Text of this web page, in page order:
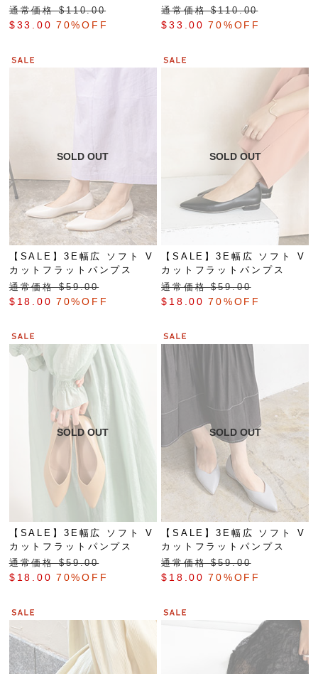
通常価格 $‌110.00
$‌33.00 70%OFF
通常価格 $‌110.00
$‌33.00 70%OFF
【SALE】3E幅広 ソフト V
カットフラットパンプス
通常価格 $‌59.00
$‌18.00 70%OFF
【SALE】3E幅広 ソフト V
カットフラットパンプス
通常価格 $‌59.00
$‌18.00 70%OFF
【SALE】3E幅広 ソフト V
カットフラットパンプス
通常価格 $‌59.00
$‌18.00 70%OFF
【SALE】3E幅広 ソフト V
カットフラットパンプス
通常価格 $‌59.00
$‌18.00 70%OFF